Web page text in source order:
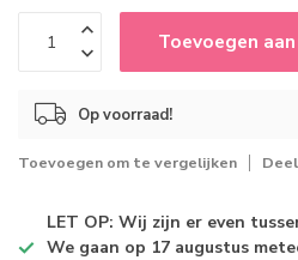
Toevoegen
Op voorraad!
Toevoegen om te vergelijken
LET OP: Wij zijn er even
We gaan op 17 augustus